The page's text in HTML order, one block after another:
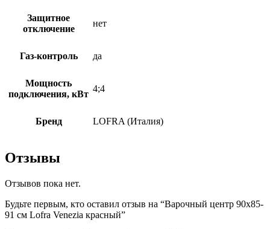
Защитное
отключение
нет
Газ-контроль да
Мощность
подключения, кВт
4;4
Бренд LOFRA (Италия)
Отзывы
Отзывов пока нет.
Будьте первым, кто оставил отзыв на “Варочный центр 90х85-
91 см Lofra Venezia красный”